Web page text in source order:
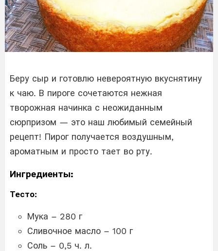
Беру сыр и готовлю невероятную вкуснятину
к чаю. В пироге сочетаются нежная
творожная начинка с неожиданным
сюрпризом — это наш любимый семейный
рецепт! Пирог получается воздушным,
ароматным и просто тает во рту.
Ингредиенты:
Тесто:
Мука – 280 г
Сливочное масло – 100 г
Соль – 0,5 ч. л.